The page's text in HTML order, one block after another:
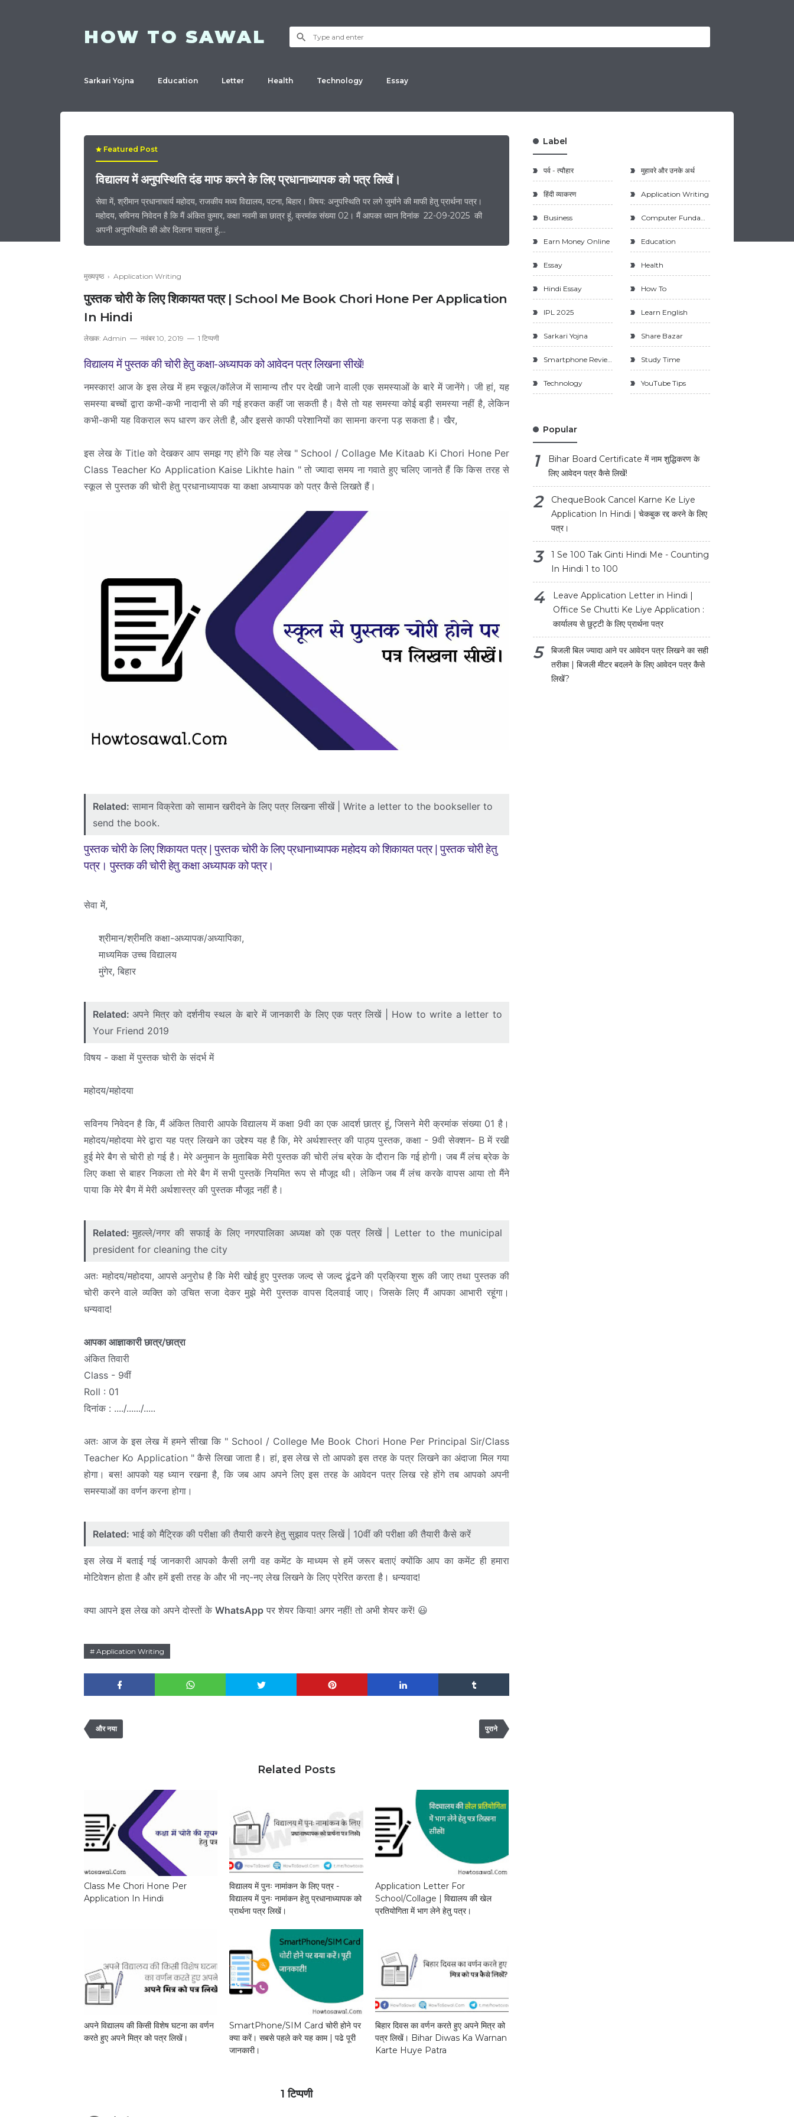
HOW TO SAWAL
Sarkari Yojna Education Letter Health Technology Essay
Featured Post
विद्यालय में अनुपस्थिति दंड माफ करने के लिए प्रधानाध्यापक को पत्र लिखें।
सेवा में, श्रीमान प्रधानाचार्य महोदय, राजकीय मध्य विद्यालय, पटना, बिहार। विषय: अनुपस्थिति पर लगे जुर्माने की माफी हेतु प्रार्थना पत्र।
महोदय, सविनय निवेदन है कि मैं अंकित कुमार, कक्षा नवमी का छात्र हूं, क्रमांक संख्या 02। मैं आपका ध्यान दिनांक 22-09-2025 की
अपनी अनुपस्थिति की ओर दिलाना चाहता हूं,…
मुख्यपृष्ठ › Application Writing
पुस्तक चोरी के लिए शिकायत पत्र | School Me Book Chori Hone Per Application
In Hindi
लेखक: Admin नवंबर 10, 2019 1 टिप्पणी
विद्यालय में पुस्तक की चोरी हेतु कक्षा-अध्यापक को आवेदन पत्र लिखना सीखें!
नमस्कार! आज के इस लेख में हम स्कूल/कॉलेज में सामान्य तौर पर देखी जाने वाली एक समस्याओं के बारे में जानेंगे। जी हां, यह
समस्या बच्चों द्वारा कभी-कभी नादानी से की गई हरकत कहीं जा सकती है। वैसे तो यह समस्या कोई बड़ी समस्या नहीं है, लेकिन
कभी-कभी यह विकराल रूप धारण कर लेती है, और इससे काफी परेशानियों का सामना करना पड़ सकता है। खैर,
इस लेख के Title को देखकर आप समझ गए होंगे कि यह लेख " School / Collage Me Kitaab Ki Chori Hone Per
Class Teacher Ko Application Kaise Likhte hain " तो ज्यादा समय ना गवाते हुए चलिए जानते हैं कि किस तरह से
स्कूल से पुस्तक की चोरी हेतु प्रधानाध्यापक या कक्षा अध्यापक को पत्र कैसे लिखते हैं।
Related: सामान विक्रेता को सामान खरीदने के लिए पत्र लिखना सीखें | Write a letter to the bookseller to
send the book.
पुस्तक चोरी के लिए शिकायत पत्र | पुस्तक चोरी के लिए प्रधानाध्यापक महोदय को शिकायत पत्र | पुस्तक चोरी हेतु
पत्र। पुस्तक की चोरी हेतु कक्षा अध्यापक को पत्र।
सेवा में,
श्रीमान/श्रीमति कक्षा-अध्यापक/अध्यापिका,
माध्यमिक उच्च विद्यालय
मुंगेर, बिहार
Related: अपने मित्र को दर्शनीय स्थल के बारे में जानकारी के लिए एक पत्र लिखें | How to write a letter to
Your Friend 2019
विषय - कक्षा में पुस्तक चोरी के संदर्भ में
महोदय/महोदया
सविनय निवेदन है कि, मैं अंकित तिवारी आपके विद्यालय में कक्षा 9वी का एक आदर्श छात्र हूं, जिसने मेरी क्रमांक संख्या 01 है।
महोदय/महोदया मेरे द्वारा यह पत्र लिखने का उद्देश्य यह है कि, मेरे अर्थशास्त्र की पाठ्य पुस्तक, कक्षा - 9वी सेक्शन- B में रखी
हुई मेरे बैग से चोरी हो गई है। मेरे अनुमान के मुताबिक मेरी पुस्तक की चोरी लंच ब्रेक के दौरान कि गई होगी। जब मैं लंच ब्रेक के
लिए कक्षा से बाहर निकला तो मेरे बैग में सभी पुस्तकें नियमित रूप से मौजूद थी। लेकिन जब मैं लंच करके वापस आया तो मैंने
पाया कि मेरे बैग में मेरी अर्थशास्त्र की पुस्तक मौजूद नहीं है।
Related: मुहल्ले/नगर की सफाई के लिए नगरपालिका अध्यक्ष को एक पत्र लिखें | Letter to the municipal
president for cleaning the city
अतः महोदय/महोदया, आपसे अनुरोध है कि मेरी खोई हुए पुस्तक जल्द से जल्द ढूंढने की प्रक्रिया शुरू की जाए तथा पुस्तक की
चोरी करने वाले व्यक्ति को उचित सजा देकर मुझे मेरी पुस्तक वापस दिलवाई जाए। जिसके लिए मैं आपका आभारी रहूंगा।
धन्यवाद!
आपका आज्ञाकारी छात्र/छात्रा
अंकित तिवारी
Class - 9वीं
Roll : 01
दिनांक : ..../....../.....
अतः आज के इस लेख में हमने सीखा कि " School / College Me Book Chori Hone Per Principal Sir/Class
Teacher Ko Application " कैसे लिखा जाता है। हां, इस लेख से तो आपको इस तरह के पत्र लिखने का अंदाजा मिल गया
होगा। बस! आपको यह ध्यान रखना है, कि जब आप अपने लिए इस तरह के आवेदन पत्र लिख रहे होंगे तब आपको अपनी
समस्याओं का वर्णन करना होगा।
Related: भाई को मैट्रिक की परीक्षा की तैयारी करने हेतु सुझाव पत्र लिखें | 10वीं की परीक्षा की तैयारी कैसे करें
इस लेख में बताई गई जानकारी आपको कैसी लगी वह कमेंट के माध्यम से हमें जरूर बताएं क्योंकि आप का कमेंट ही हमारा
मोटिवेशन होता है और हमें इसी तरह के और भी नए-नए लेख लिखने के लिए प्रेरित करता है। धन्यवाद!
क्या आपने इस लेख को अपने दोस्तों के WhatsApp पर शेयर किया! अगर नहीं! तो अभी शेयर करें! 😃
Application Writing
और नया पुराने
Related Posts
Class Me Chori Hone Per
Application In Hindi
विद्यालय में पुनः नामांकन के लिए पत्र -
विद्यालय में पुनः नामांकन हेतु प्रधानाध्यापक को
प्रार्थना पत्र लिखें।
Application Letter For
School/Collage | विद्यालय की खेल
प्रतियोगिता में भाग लेने हेतु पत्र।
अपने विद्यालय की किसी विशेष घटना का वर्णन
करते हुए अपने मित्र को पत्र लिखें।
SmartPhone/SIM Card चोरी होने पर
क्या करें। सबसे पहले करे यह काम | पढे पूरी
जानकारी।
बिहार दिवस का वर्णन करते हुए अपने मित्र को
पत्र लिखें। Bihar Diwas Ka Warnan
Karte Huye Patra
1 टिप्पणी
Label
पर्व - त्यौहार मुहावरे और उनके अर्थ
हिंदी व्याकरण Application Writing
Business Computer Fundamental
Earn Money Online Education
Essay Health
Hindi Essay How To
IPL 2025 Learn English
Sarkari Yojna Share Bazar
Smartphone Review Study Time
Technology YouTube Tips
Popular
Bihar Board Certificate में नाम शुद्धिकरण के
लिए आवेदन पत्र कैसे लिखें!
ChequeBook Cancel Karne Ke Liye
Application In Hindi | चेकबुक रद्द करने के लिए
पत्र।
1 Se 100 Tak Ginti Hindi Me - Counting
In Hindi 1 to 100
Leave Application Letter in Hindi |
Office Se Chutti Ke Liye Application :
कार्यालय से छुट्टी के लिए प्रार्थना पत्र
बिजली बिल ज्यादा आने पर आवेदन पत्र लिखने का सही
तरीका | बिजली मीटर बदलने के लिए आवेदन पत्र कैसे
लिखें?